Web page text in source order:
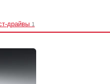
драйвы 1